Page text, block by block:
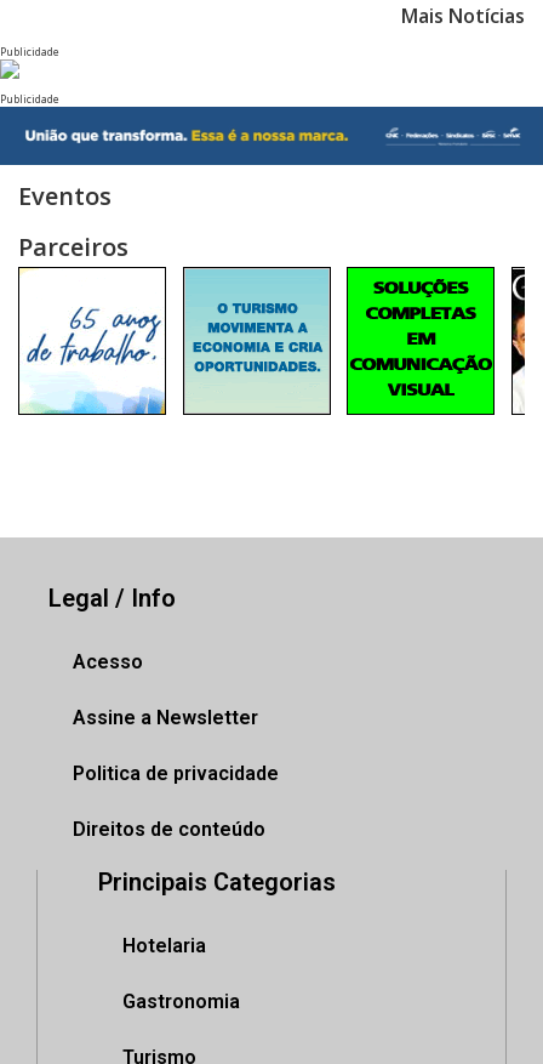
Mais Notícias
Publicidade
Publicidade
Eventos
Parceiros
Legal / Info
Acesso
Assine a Newsletter
Politica de privacidade
Direitos de conteúdo
Principais Categorias
Hotelaria
Gastronomia
Turismo